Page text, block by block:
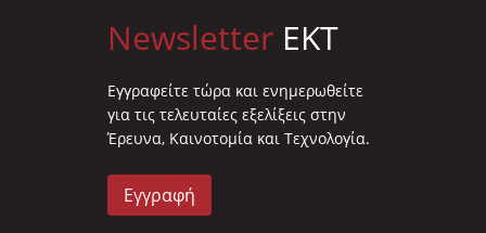
Newsletter EKT
Eγγραφείτε τώρα και ενημερωθείτε
για τις τελευταίες εξελίξεις στην
Έρευνα, Καινοτομία και Τεχνολογία.
Εγγραφή